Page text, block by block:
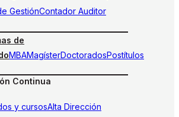
GestiónContador Auditor
de
MBAMagísterDoctoradosPostítulos
Continua
y cursosAlta Dirección